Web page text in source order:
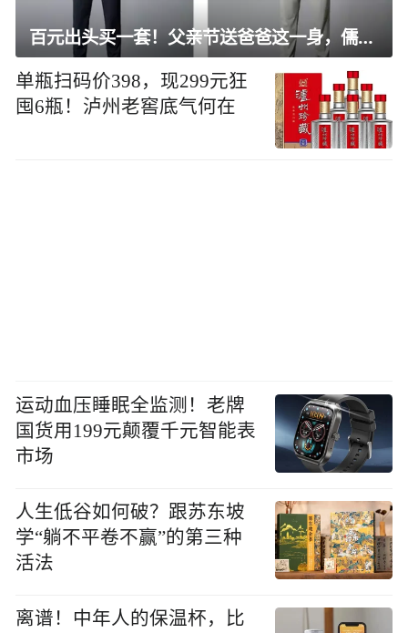
百元出头买一套！父亲节送爸爸这一身，儒雅有型还凉爽
单瓶扫码价398，现299元狂
囤6瓶！泸州老窖底气何在
运动血压睡眠全监测！老牌
国货用199元颠覆千元智能表
市场
人生低谷如何破？跟苏东坡
学“躺不平卷不赢”的第三种
活法
离谱！中年人的保温杯，比